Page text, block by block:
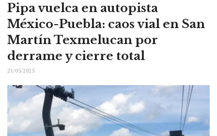
Pipa vuelca en autopista
México-Puebla: caos vial en San
Martín Texmelucan por
derrame y cierre total
21/05/2025